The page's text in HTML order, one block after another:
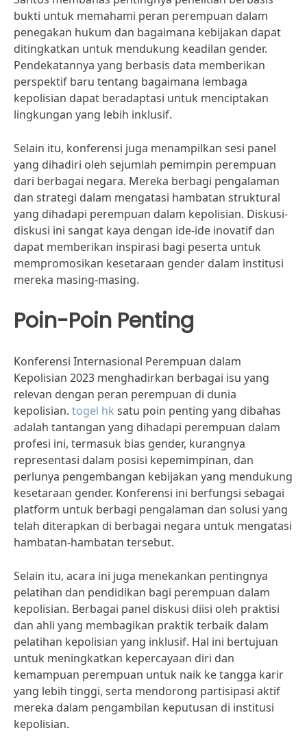
bukti untuk memahami peran perempuan dalam
penegakan hukum dan bagaimana kebijakan dapat
ditingkatkan untuk mendukung keadilan gender.
Pendekatannya yang berbasis data memberikan
perspektif baru tentang bagaimana lembaga
kepolisian dapat beradaptasi untuk menciptakan
lingkungan yang lebih inklusif.
Selain itu, konferensi juga menampilkan sesi panel
yang dihadiri oleh sejumlah pemimpin perempuan
dari berbagai negara. Mereka berbagi pengalaman
dan strategi dalam mengatasi hambatan struktural
yang dihadapi perempuan dalam kepolisian. Diskusi-
diskusi ini sangat kaya dengan ide-ide inovatif dan
dapat memberikan inspirasi bagi peserta untuk
mempromosikan kesetaraan gender dalam institusi
mereka masing-masing.
Poin-Poin Penting
Konferensi Internasional Perempuan dalam
Kepolisian 2023 menghadirkan berbagai isu yang
relevan dengan peran perempuan di dunia
kepolisian. togel hk satu poin penting yang dibahas
adalah tantangan yang dihadapi perempuan dalam
profesi ini, termasuk bias gender, kurangnya
representasi dalam posisi kepemimpinan, dan
perlunya pengembangan kebijakan yang mendukung
kesetaraan gender. Konferensi ini berfungsi sebagai
platform untuk berbagi pengalaman dan solusi yang
telah diterapkan di berbagai negara untuk mengatasi
hambatan-hambatan tersebut.
Selain itu, acara ini juga menekankan pentingnya
pelatihan dan pendidikan bagi perempuan dalam
kepolisian. Berbagai panel diskusi diisi oleh praktisi
dan ahli yang membagikan praktik terbaik dalam
pelatihan kepolisian yang inklusif. Hal ini bertujuan
untuk meningkatkan kepercayaan diri dan
kemampuan perempuan untuk naik ke tangga karir
yang lebih tinggi, serta mendorong partisipasi aktif
mereka dalam pengambilan keputusan di institusi
kepolisian.